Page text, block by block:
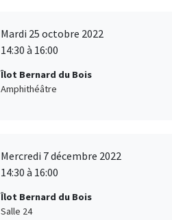
Mardi 25 octobre 2022
14:30 à 16:00
Îlot Bernard du Bois
Amphithéâtre
Mercredi 7 décembre 2022
14:30 à 16:00
Îlot Bernard du Bois
Salle 24